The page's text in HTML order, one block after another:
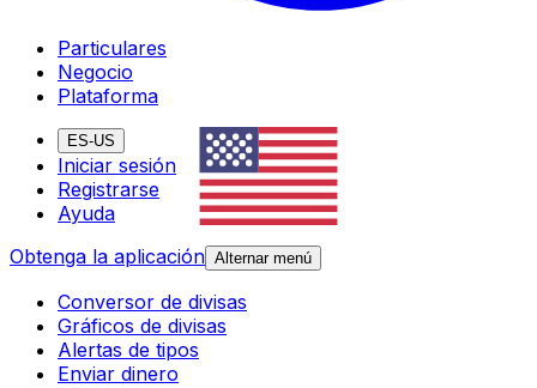
Particulares
Negocio
Plataforma
ES-US
Iniciar sesión
Registrarse
Ayuda
Obtenga la aplicación Alternar menú
Conversor de divisas
Gráficos de divisas
Alertas de tipos
Enviar dinero